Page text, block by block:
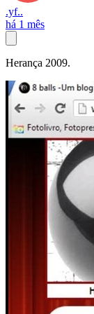
.yf..
há 1 mês
Herança 2009.